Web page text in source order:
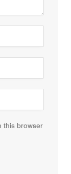
this browser